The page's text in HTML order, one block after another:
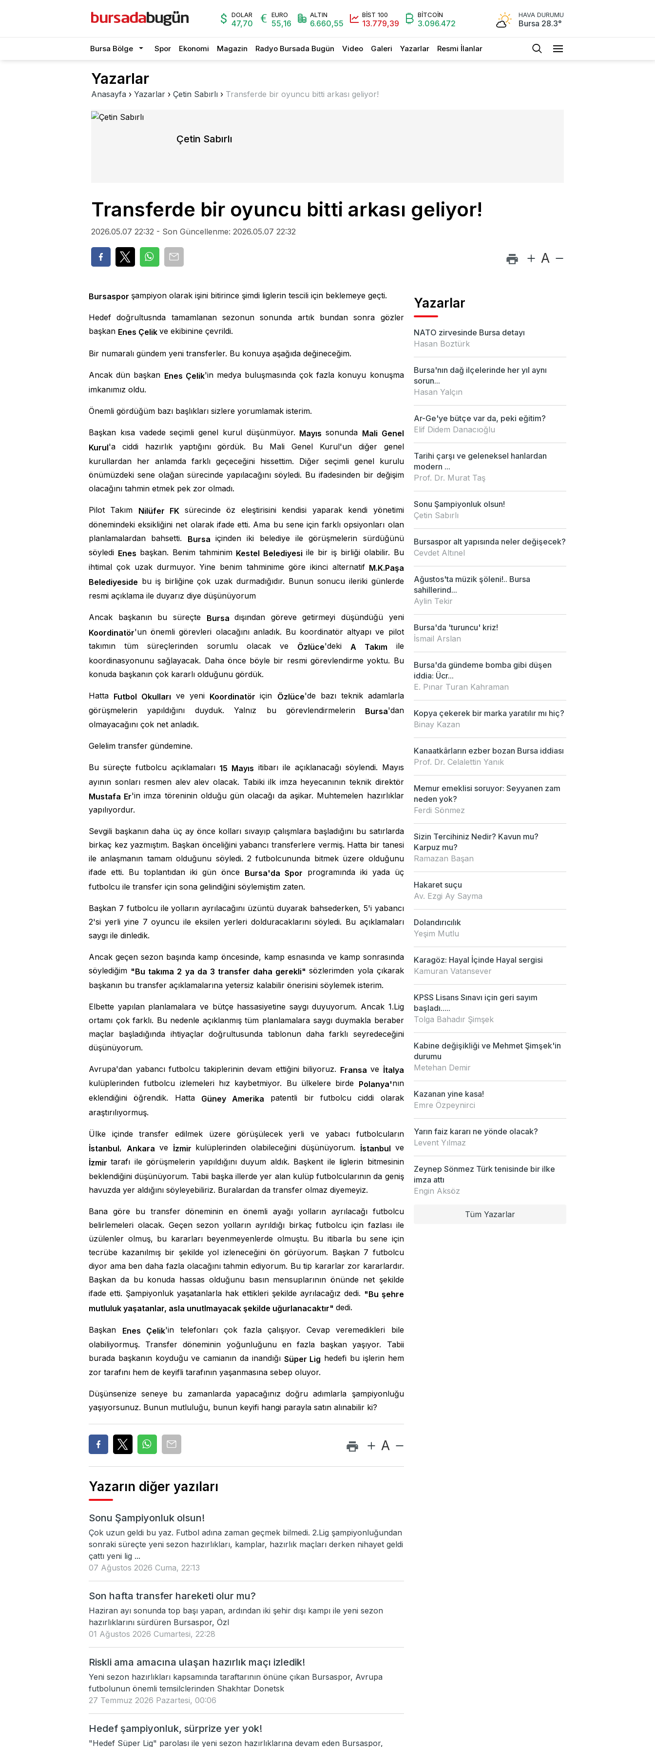
DOLAR
47,70
EURO
55,16
ALTIN
6.660,55
BİST 100
13.779,39
BİTCOİN
3.096.472
HAVA DURUMU
Bursa 28.3°
Bursa Bölge Spor Ekonomi Magazin Radyo Bursada Bugün Video Galeri Yazarlar Resmi İlanlar
Yazarlar
Anasayfa › Yazarlar › Çetin Sabırlı › Transferde bir oyuncu bitti arkası geliyor!
Çetin Sabırlı
Transferde bir oyuncu bitti arkası geliyor!
2026.05.07 22:32 - Son Güncellenme: 2026.05.07 22:32
A
Bursaspor şampiyon olarak işini bitirince şimdi liglerin tescili için beklemeye geçti.
Hedef doğrultusnda tamamlanan sezonun sonunda artık bundan sonra gözler
başkan Enes Çelik ve ekibinine çevrildi.
Bir numaralı gündem yeni transferler. Bu konuya aşağıda değineceğim.
Ancak dün başkan Enes Çelik'in medya buluşmasında çok fazla konuyu konuşma
imkanımız oldu.
Önemli gördüğüm bazı başlıkları sizlere yorumlamak isterim.
Başkan kısa vadede seçimli genel kurul düşünmüyor. Mayıssonunda Mali Genel
Kurul'a ciddi hazırlık yaptığını gördük. Bu Mali Genel Kurul'un diğer genel
kurullardan her anlamda farklı geçeceğini hissettim. Diğer seçimli genel kurulu
önümüzdeki sene olağan sürecinde yapılacağını söyledi. Bu ifadesinden bir değişim
olacağını tahmin etmek pek zor olmadı.
Pilot Takım Nilüfer FK sürecinde öz eleştirisini kendisi yaparak kendi yönetimi
dönemindeki eksikliğini net olarak ifade etti. Ama bu sene için farklı opsiyonları olan
planlamalardan bahsetti. Bursaiçinden iki belediye ile görüşmelerin sürdüğünü
söyledi Enes başkan. Benim tahminim Kestel Belediyesiile bir iş birliği olabilir. Bu
ihtimal çok uzak durmuyor. Yine benim tahminime göre ikinci alternatifM.K.Paşa
Belediyeside bu iş birliğine çok uzak durmadığıdır. Bunun sonucu ileriki günlerde
resmi açıklama ile duyarız diye düşünüyorum
Ancak başkanın bu süreçte Bursadışından göreve getirmeyi düşündüğü yeni
Koordinatör'un önemli görevleri olacağını anladık. Bu koordinatör altyapı ve pilot
takımın tüm süreçlerinden sorumlu olacak ve Özlüce'deki A Takım ile
koordinasyonunu sağlayacak. Daha önce böyle bir resmi görevlendirme yoktu. Bu
konuda başkanın çok kararlı olduğunu gördük.
Hatta Futbol Okulları ve yeni Koordinatöriçin Özlüce'de bazı teknik adamlarla
görüşmelerin yapıldığını duyduk. Yalnız bu görevlendirmelerin Bursa'dan
olmayacağını çok net anladık.
Gelelim transfer gündemine.
Bu süreçte futbolcu açıklamaları 15 Mayıs itibarı ile açıklanacağı söylendi. Mayıs
ayının sonları resmen alev alev olacak. Tabiki ilk imza heyecanının teknik direktör
Mustafa Er'in imza töreninin olduğu gün olacağı da aşikar. Muhtemelen hazırlıklar
yapılıyordur.
Sevgili başkanın daha üç ay önce kolları sıvayıp çalışmlara başladığını bu satırlarda
birkaç kez yazmıştım. Başkan önceliğini yabancı transferlere vermiş. Hatta bir tanesi
ile anlaşmanın tamam olduğunu söyledi. 2 futbolcununda bitmek üzere olduğunu
ifade etti. Bu toplantıdan iki gün önce Bursa'da Spor programında iki yada üç
futbolcu ile transfer için sona gelindiğini söylemiştim zaten.
Başkan 7 futbolcu ile yolların ayrılacağını üzüntü duyarak bahsederken, 5'i yabancı
2'si yerli yine 7 oyuncu ile eksilen yerleri dolduracaklarını söyledi. Bu açıklamaları
saygı ile dinledik.
Ancak geçen sezon başında kamp öncesinde, kamp esnasında ve kamp sonrasında
söylediğim "Bu takıma 2 ya da 3 transfer daha gerekli"sözlerimden yola çıkarak
başkanın bu transfer açıklamalarına yetersiz kalabilir önerisini söylemek isterim.
Elbette yapılan planlamalara ve bütçe hassasiyetine saygı duyuyorum. Ancak 1.Lig
ortamı çok farklı. Bu nedenle açıklanmış tüm planlamalara saygı duymakla beraber
maçlar başladığında ihtiyaçlar doğrultusunda tablonun daha farklı seyredeceğini
düşünüyorum.
Avrupa'dan yabancı futbolcu takiplerinin devam ettiğini biliyoruz. Fransa ve İtalya
kulüplerinden futbolcu izlemeleri hız kaybetmiyor. Bu ülkelere birde Polanya'nın
eklendiğini öğrendik. Hatta Güney Amerika patentli bir futbolcu ciddi olarak
araştırılıyormuş.
Ülke içinde transfer edilmek üzere görüşülecek yerli ve yabacı futbolcuların
İstanbul, Ankara ve İzmir kulüplerinden olabileceğini düşünüyorum. İstanbul ve
İzmirtarafı ile görüşmelerin yapıldığını duyum aldık. Başkent ile liglerin bitmesinin
beklendiğini düşünüyorum. Tabii başka illerde yer alan kulüp futbolcularının da geniş
havuzda yer aldığını söyleyebiliriz. Buralardan da transfer olmaz diyemeyiz.
Bana göre bu transfer döneminin en önemli ayağı yolların ayrılacağı futbolcu
belirlemeleri olacak. Geçen sezon yolların ayrıldığı birkaç futbolcu için fazlası ile
üzülenler olmuş, bu kararları beyenmeyenlerde olmuştu. Bu itibarla bu sene için
tecrübe kazanılmış bir şekilde yol izleneceğini ön görüyorum. Başkan 7 futbolcu
diyor ama ben daha fazla olacağını tahmin ediyorum. Bu tip kararlar zor kararlardır.
Başkan da bu konuda hassas olduğunu basın mensuplarının önünde net şekilde
ifade etti. Şampiyonluk yaşatanlarla hak ettikleri şekilde ayrılacağız dedi. "Bu şehre
mutluluk yaşatanlar, asla unutlmayacak şekilde uğurlanacaktır" dedi.
Başkan Enes Çelik'in telefonları çok fazla çalışıyor. Cevap veremedikleri bile
olabiliyormuş. Transfer döneminin yoğunluğunu en fazla başkan yaşıyor. Tabii
burada başkanın koyduğu ve camianın da inandığı Süper Lig hedefi bu işlerin hem
zor tarafını hem de keyifli tarafının yaşanmasına sebep oluyor.
Düşünsenize seneye bu zamanlarda yapacağınız doğru adımlarla şampiyonluğu
yaşıyorsunuz. Bunun mutluluğu, bunun keyifi hangi parayla satın alınabilir ki?
A
Yazarın diğer yazıları
Sonu Şampiyonluk olsun!
Çok uzun geldi bu yaz. Futbol adına zaman geçmek bilmedi. 2.Lig şampiyonluğundan
sonraki süreçte yeni sezon hazırlıkları, kamplar, hazırlık maçları derken nihayet geldi
çattı yeni lig ...
07 Ağustos 2026 Cuma, 22:13
Son hafta transfer hareketi olur mu?
Haziran ayı sonunda top başı yapan, ardından iki şehir dışı kampı ile yeni sezon
hazırlıklarını sürdüren Bursaspor, Özl
01 Ağustos 2026 Cumartesi, 22:28
Riskli ama amacına ulaşan hazırlık maçı izledik!
Yeni sezon hazırlıkları kapsamında taraftarının önüne çıkan Bursaspor, Avrupa
futbolunun önemli temsilclerinden Shakhtar Donetsk
27 Temmuz 2026 Pazartesi, 00:06
Hedef şampiyonluk, sürprize yer yok!
"Hedef Süper Lig" parolası ile yeni sezon hazırlıklarına devam eden Bursaspor,
Yazarlar
NATO zirvesinde Bursa detayı
Hasan Boztürk
Bursa'nın dağ ilçelerinde her yıl aynı
sorun...
Hasan Yalçın
Ar-Ge'ye bütçe var da, peki eğitim?
Elif Didem Danacıoğlu
Tarihi çarşı ve geleneksel hanlardan
modern ...
Prof. Dr. Murat Taş
Sonu Şampiyonluk olsun!
Çetin Sabırlı
Bursaspor alt yapısında neler değişecek?
Cevdet Altınel
Ağustos'ta müzik şöleni!.. Bursa
sahillerind...
Aylin Tekir
Bursa'da 'turuncu' kriz!
İsmail Arslan
Bursa'da gündeme bomba gibi düşen
iddia: Ücr...
E. Pınar Turan Kahraman
Kopya çekerek bir marka yaratılır mı hiç?
Binay Kazan
Kanaatkârların ezber bozan Bursa iddiası
Prof. Dr. Celalettin Yanık
Memur emeklisi soruyor: Seyyanen zam
neden yok?
Ferdi Sönmez
Sizin Tercihiniz Nedir? Kavun mu?
Karpuz mu?
Ramazan Başan
Hakaret suçu
Av. Ezgi Ay Sayma
Dolandırıcılık
Yeşim Mutlu
Karagöz: Hayal İçinde Hayal sergisi
Kamuran Vatansever
KPSS Lisans Sınavı için geri sayım
başladı.....
Tolga Bahadır Şimşek
Kabine değişikliği ve Mehmet Şimşek'in
durumu
Metehan Demir
Kazanan yine kasa!
Emre Özpeynirci
Yarın faiz kararı ne yönde olacak?
Levent Yılmaz
Zeynep Sönmez Türk tenisinde bir ilke
imza attı
Engin Aksöz
Tüm Yazarlar